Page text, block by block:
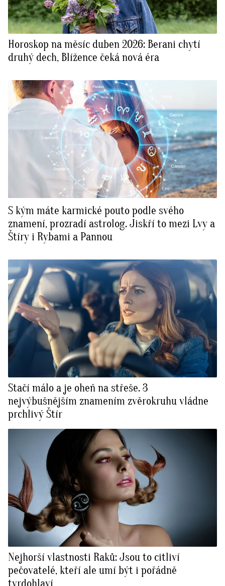
Horoskop na měsíc duben 2026: Berani chytí
druhý dech, Blížence čeká nová éra
S kým máte karmické pouto podle svého
znamení, prozradí astrolog. Jiskří to mezi Lvy a
Štíry i Rybami a Pannou
Stačí málo a je oheň na střeše. 3
nejvýbušnějším znamením zvěrokruhu vládne
prchlivý Štír
Nejhorší vlastnosti Raků: Jsou to citliví
pečovatelé, kteří ale umí být i pořádně